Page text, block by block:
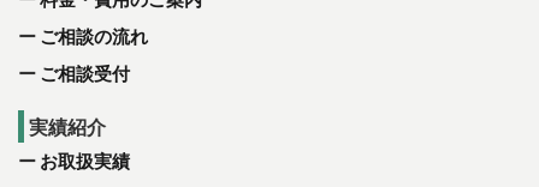
ご相談の流れ
ご相談受付
実績紹介
お取扱実績